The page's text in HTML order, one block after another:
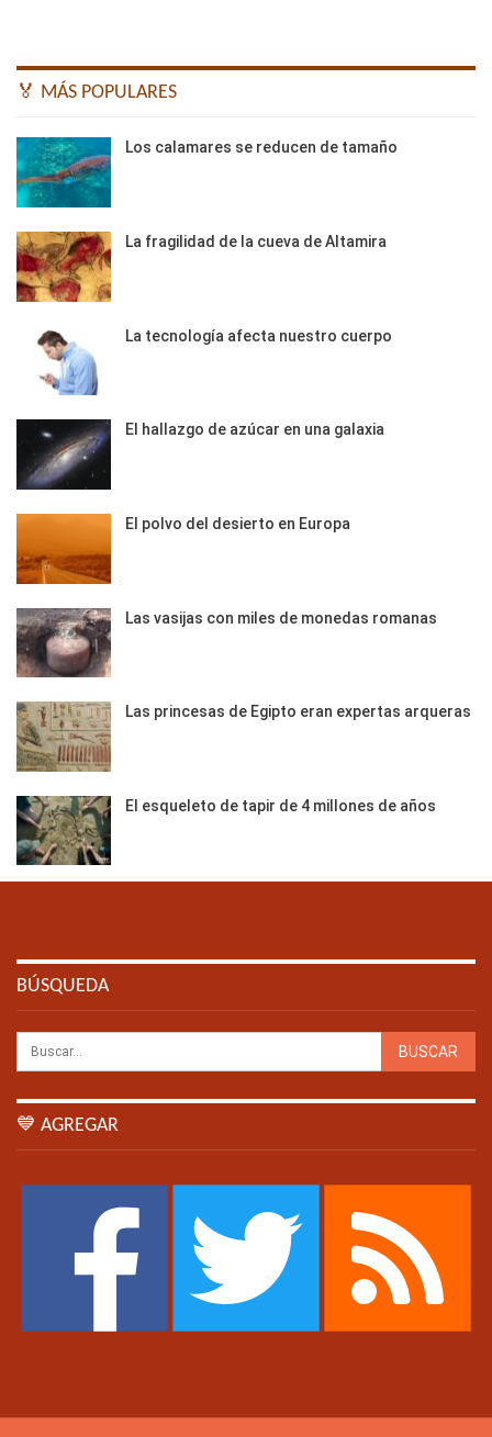
🏅 MÁS POPULARES
Los calamares se reducen de tamaño
La fragilidad de la cueva de Altamira
La tecnología afecta nuestro cuerpo
El hallazgo de azúcar en una galaxia
El polvo del desierto en Europa
Las vasijas con miles de monedas romanas
Las princesas de Egipto eran expertas arqueras
El esqueleto de tapir de 4 millones de años
BÚSQUEDA
💙 AGREGAR